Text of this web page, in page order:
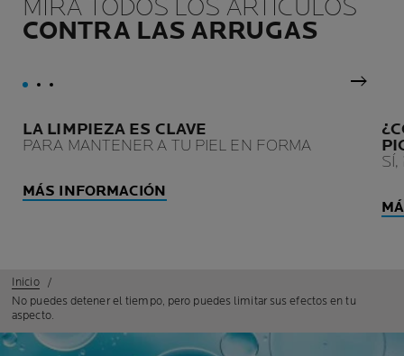
dañadas o debilitadas por
los tratamientos contra el
intacta y la eficacia en el
tiempo.
MIRA TODOS LOS ARTÍCULOS
CONTRA LAS ARRUGAS
Panel
LA LIMPIEZA ES CLAVE
PARA MANTENER A TU PIEL EN FORMA
MÁS INFORMACIÓN
SÍ,
Inicio
No puedes detener el tiempo, pero puedes limitar sus efectos en tu
aspecto.